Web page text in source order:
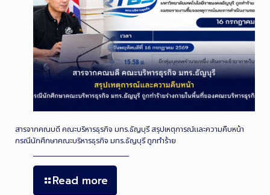
สารจากคณบดี คณะบริหารธุรกิจ มทร.ธัญบุรี สรุปเหตุการณ์และความคืบหน้า
กรณีนักศึกษาคณะบริหารธุรกิจ มทร.ธัญบุรี ถูกทำร้าย
Read more